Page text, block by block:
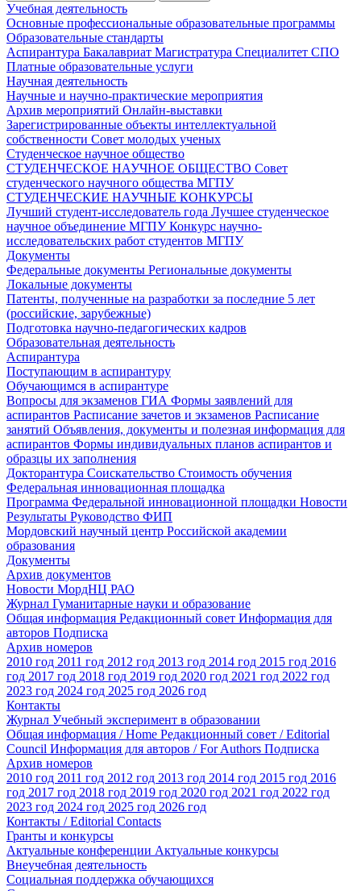
Учебная деятельность
Основные профессиональные образовательные программы
Образовательные стандарты
Аспирантура Бакалавриат Магистратура Специалитет СПО
Платные образовательные услуги
Научная деятельность
Научные и научно-практические мероприятия
Архив мероприятий Онлайн-выставки
Зарегистрированные объекты интеллектуальной
собственности Совет молодых ученых
Студенческое научное общество
СТУДЕНЧЕСКОЕ НАУЧНОЕ ОБЩЕСТВО Совет
студенческого научного общества МГПУ
СТУДЕНЧЕСКИЕ НАУЧНЫЕ КОНКУРСЫ
Лучший студент-исследователь года Лучшее студенческое
научное объединение МГПУКонкурс научно-
исследовательских работ студентов МГПУ
Документы
Федеральные документы Региональные документы
Локальные документы
Патенты, полученные на разработки за последние 5 лет
(российские, зарубежные)
Подготовка научно-педагогических кадров
Образовательная деятельность
Аспирантура
Поступающим в аспирантуру
Обучающимся в аспирантуре
Вопросы для экзаменов ГИА Формы заявлений для
аспирантов Расписание зачетов и экзаменов Расписание
занятий Объявления, документы и полезная информация для
аспирантов Формы индивидуальных планов аспирантов и
образцы их заполнения
Докторантура Соискательство Стоимость обучения
Федеральная инновационная площадка
Программа Федеральной инновационной площадки Новости
Результаты Руководство ФИП
Мордовский научный центр Российской академии
образования
Документы
Архив документов
Новости МордНЦ РАО
Журнал Гуманитарные науки и образование
Общая информация Редакционный совет Информация для
авторов Подписка
Архив номеров
2010 год 2011 год 2012 год 2013 год 2014 год 2015 год 2016
год 2017 год 2018 год 2019 год 2020 год 2021 год 2022 год
2023 год 2024 год 2025 год 2026 год
Контакты
Журнал Учебный эксперимент в образовании
Общая информация / Home Редакционный совет / Editorial
Council Информация для авторов / For Authors Подписка
Архив номеров
2010 год 2011 год 2012 год 2013 год 2014 год 2015 год 2016
год 2017 год 2018 год 2019 год 2020 год 2021 год 2022 год
2023 год 2024 год 2025 год 2026 год
Контакты / Editorial Contacts
Гранты и конкурсы
Актуальные конференции Актуальные конкурсы
Внеучебная деятельность
Социальная поддержка обучающихся